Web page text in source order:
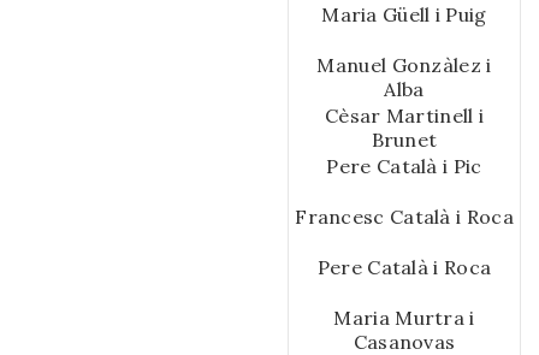
Maria Güell i Puig
Manuel Gonzàlez i
Alba
Cèsar Martinell i
Brunet
Pere Català i Pic
Francesc Català i Roca
Pere Català i Roca
Maria Murtra i
Casanovas